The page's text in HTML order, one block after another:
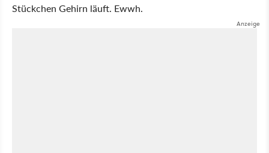
Stückchen Gehirn läuft. Ewwh.